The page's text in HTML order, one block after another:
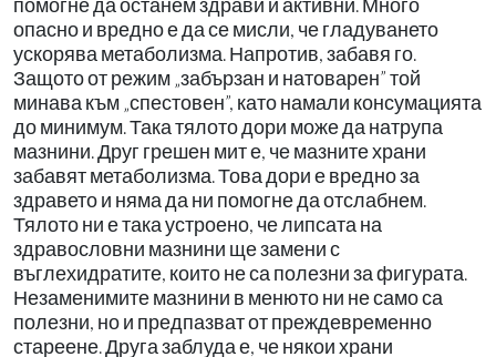
опасно и вредно е да се мисли, че гладуването
ускорява метаболизма. Напротив, забавя го.
Защото от режим „забързан и натоварен” той
минава към „спестовен”, като намали консумацията
до минимум. Така тялото дори може да натрупа
мазнини. Друг грешен мит е, че мазните храни
забавят метаболизма. Това дори е вредно за
здравето и няма да ни помогне да отслабнем.
Тялото ни е така устроено, че липсата на
здравословни мазнини ще замени с
въглехидратите, които не са полезни за фигурата.
Незаменимите мазнини в менюто ни не само са
полезни, но и предпазват от преждевременно
стареене. Друга заблуда е, че някои храни